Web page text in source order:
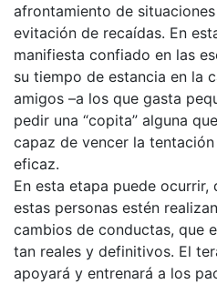
afrontamiento de
evitación de recaídas. En
manifiesta confiado en las
su tiempo de estancia en la
amigos –a los que gasta
pedir una “copita” alguna
capaz de vencer la
eficaz.
En esta etapa puede ocurrir,
estas personas estén
cambios de conductas, que
tan reales y definitivos. El
apoyará y entrenará a los